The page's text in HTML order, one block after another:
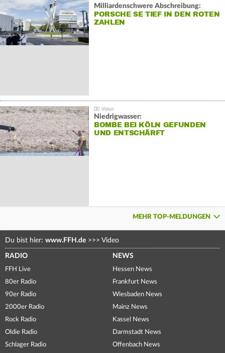
Milliardenschwere Abschreibung:
PORSCHE SE TIEF IN DEN ROTEN
ZAHLEN
Niedrigwasser:
BOMBE BEI KÖLN GEFUNDEN
UND ENTSCHÄRFT
MEHR TOP-MELDUNGEN
Du bist hier: www.FFH.de >>> Video
RADIO
FFH Live
80er Radio
90er Radio
2000er Radio
Rock Radio
Oldie Radio
Schlager Radio
NEWS
Hessen News
Frankfurt News
Wiesbaden News
Mainz News
Kassel News
Darmstadt News
Offenbach News